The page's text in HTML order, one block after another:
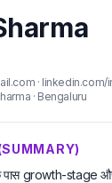
· linkedin.com/
· Bengaluru
(SUMMARY)
पास growth-stage